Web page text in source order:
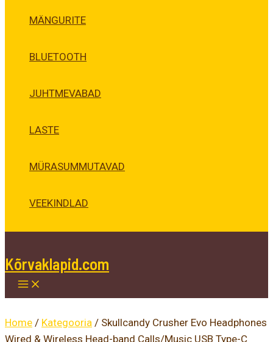
MÄNGURITE
BLUETOOTH
JUHTMEVABAD
LASTE
MÜRASUMMUTAVAD
VEEKINDLAD
Kõrvaklapid.com
Home / Kategooria / Skullcandy Crusher Evo Headphones
Wired & Wireless Head-band Calls/Music USB Type-C